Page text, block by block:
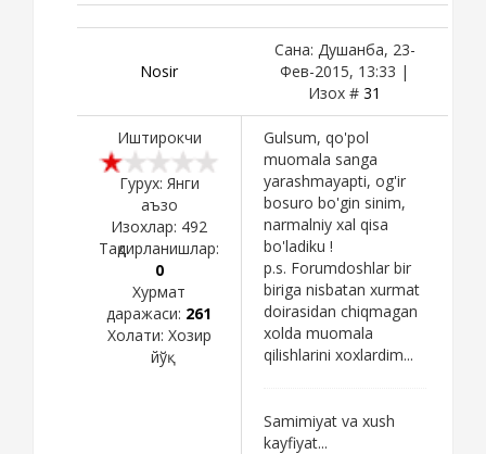
Nosir
Сана: Душанба, 23-
Фев-2015, 13:33 |
Изох # 31
Иштирокчи
Гурух: Янги
аъзо
Изохлар: 492
Тақдирланишлар:
0
Хурмат
даражаси: 261
Холати: Хозир
йўқ
Gulsum, qo'pol
muomala sanga
yarashmayapti, og'ir
bosuro bo'gin sinim,
narmalniy xal qisa
bo'ladiku !
p.s. Forumdoshlar bir
biriga nisbatan xurmat
doirasidan chiqmagan
xolda muomala
qilishlarini xoxlardim...
Samimiyat va xush
kayfiyat...